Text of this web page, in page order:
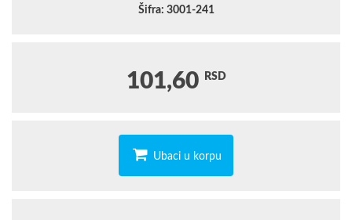
Šifra: 3001-241
101,60 RSD
Ubaci u korpu